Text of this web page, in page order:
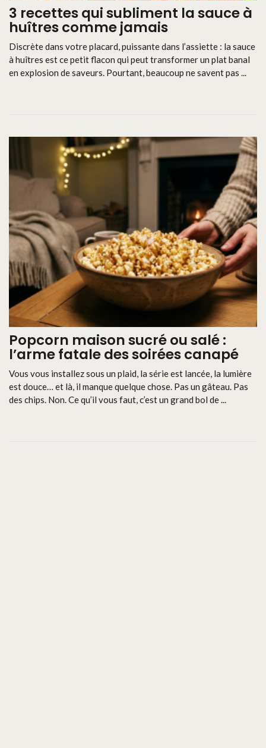
3 recettes qui subliment la sauce à
huîtres comme jamais
Discrète dans votre placard, puissante dans l’assiette : la sauce
à huîtres est ce petit flacon qui peut transformer un plat banal
en explosion de saveurs. Pourtant, beaucoup ne savent pas ...
Popcorn maison sucré ou salé :
l’arme fatale des soirées canapé
Vous vous installez sous un plaid, la série est lancée, la lumière
est douce… et là, il manque quelque chose. Pas un gâteau. Pas
des chips. Non. Ce qu’il vous faut, c’est un grand bol de ...